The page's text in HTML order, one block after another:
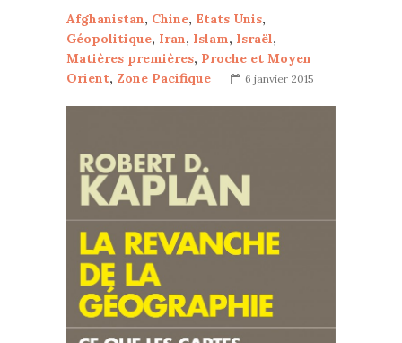
Afghanistan, Chine, Etats Unis,
Géopolitique, Iran, Islam, Israël,
Matières premières, Proche et Moyen
Orient, Zone Pacifique 6 janvier 2015